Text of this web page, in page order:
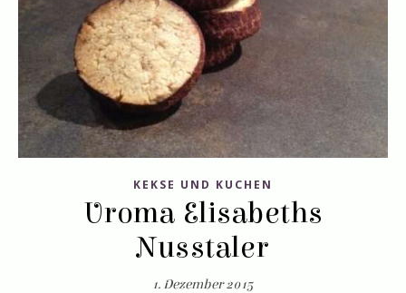
KEKSE UND KUCHEN
Uroma Elisabeths
Nusstaler
1. Dezember 2015